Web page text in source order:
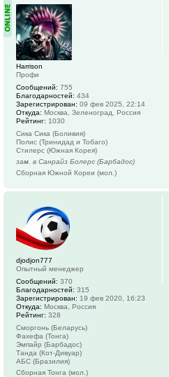
Harrison
Профи
Сообщений: 755
Благодарностей: 434
Зарегистрирован: 09 фев 2025, 22:14
Откуда: Москва, Зеленоград, Россия
Рейтинг: 1030
Сика Сика (Боливия)
Полис (Тринидад и Тобаго)
Стилерс (Южная Корея)
зам. в Санрайз Болерс (Барбадос)
Сборная Южной Кореи (мол.)
djodjon777
Опытный менеджер
Сообщений: 370
Благодарностей: 315
Зарегистрирован: 19 фев 2020, 16:23
Откуда: Москва, Россия
Рейтинг: 328
Сморгонь (Беларусь)
Фахефа (Тонга)
Эмпайр (Барбадос)
Танда (Кот-Дивуар)
АБС (Бразилия)
Сборная Тонга (мол.)